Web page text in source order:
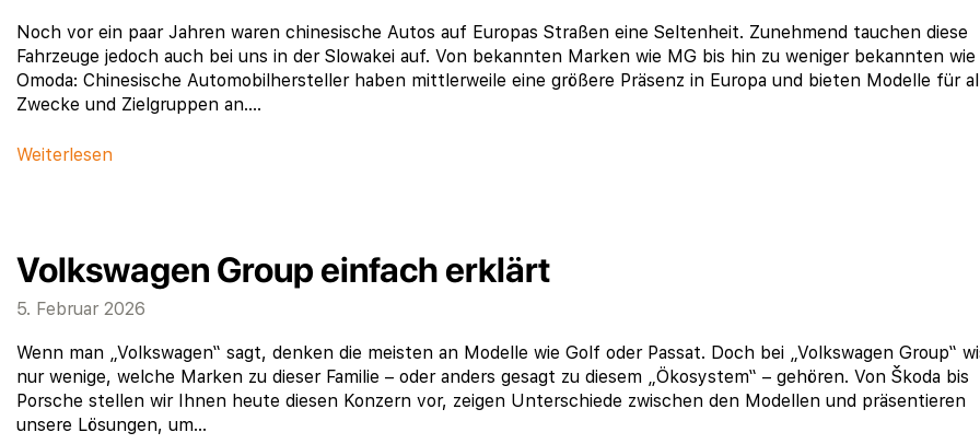
Noch vor ein paar Jahren waren chinesische Autos auf Europas Straßen eine Seltenheit. Zunehmend tauchen diese
Fahrzeuge jedoch auch bei uns in der Slowakei auf. Von bekannten Marken wie MG bis hin zu weniger bekannten wie
Omoda: Chinesische Automobilhersteller haben mittlerweile eine größere Präsenz in Europa und bieten Modelle für
Zwecke und Zielgruppen an….
Weiterlesen
Volkswagen Group einfach erklärt
5. Februar 2026
Wenn man „Volkswagen“ sagt, denken die meisten an Modelle wie Golf oder Passat. Doch bei „Volkswagen Group“
nur wenige, welche Marken zu dieser Familie – oder anders gesagt zu diesem „Ökosystem“ – gehören. Von Škoda bis
Porsche stellen wir Ihnen heute diesen Konzern vor, zeigen Unterschiede zwischen den Modellen und präsentieren
unsere Lösungen, um…